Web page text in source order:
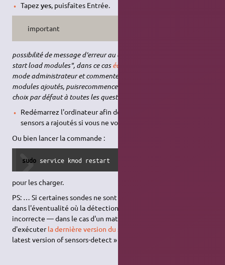
Tapez yes, puisfaites Entrée.
important
possibilité de message d'erreur au démarrage du type "Failed to
start load modules", dans ce caséditez le fichier
mode administrateur et commenter avec un "#" les derniers
modules ajoutés, puisrecommencer la manipulation en laissant le
choix par défaut à toutes les questions !
Redémarrez l'ordinateur afin de charger les modules que lm-
sensors a rajoutés si vous ne voulez pas les charger à la main.
Ou bien lancer la commande :
sudo service kmod restart
pour les charger.
PS: … Si certaines sondes ne sont pas encore reconnues ou
dans l'éventualité où la détection se ferait de manière
incorrecte — dans le cas d'un matériel récent — il est possible
d'exécuterla dernière version du script de sensors-detect
latest version of sensors-detect » :